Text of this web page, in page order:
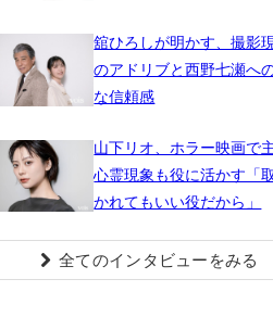
舘ひろしが明かす、撮影
のアドリブと西野七瀬へ
な信頼感
山下リオ、ホラー映画で
心霊現象も役に活かす「
かれてもいい役だから」
全てのインタビューをみる